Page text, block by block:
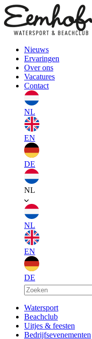
Nieuws
Ervaringen
Over ons
Vacatures
Contact
NL
EN
DE
NL
NL
EN
DE
EN
DE
Watersport
Beachclub
Uitjes & feesten
Bedrijfsevenementen